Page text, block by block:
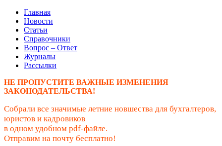
Главная
Новости
Статьи
Справочники
Вопрос – Ответ
Журналы
Рассылки
НЕ ПРОПУСТИТЕ ВАЖНЫЕ ИЗМЕНЕНИЯ
ЗАКОНОДАТЕЛЬСТВА!
Собрали все значимые летние новшества для бухгалтеров,
юристов и кадровиков
в одном удобном pdf-файле.
Отправим на почту бесплатно!